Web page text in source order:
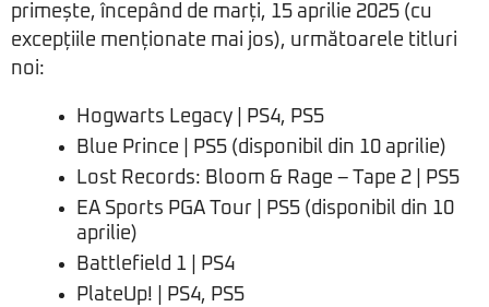
primește, începând de marți, 15 aprilie 2025 (cu
excepțiile menționate mai jos), următoarele titluri
noi:
Hogwarts Legacy | PS4, PS5
Blue Prince | PS5 (disponibil din 10 aprilie)
Lost Records: Bloom & Rage – Tape 2 | PS5
EA Sports PGA Tour | PS5 (disponibil din 10
aprilie)
Battlefield 1 | PS4
PlateUp! | PS4, PS5